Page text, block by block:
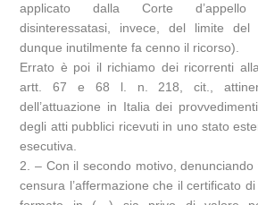
applicato dalla Corte d’appello
disinteressatasi, invece, del limite
dunque inutilmente fa cenno il ricorso).
Errato è poi il richiamo dei ricorrenti
artt. 67 e 68 l. n. 218, cit.,
dell’attuazione in Italia dei
degli atti pubblici ricevuti in uno stato
esecutiva.
2. – Con il secondo motivo,
censura l’affermazione che il certificato